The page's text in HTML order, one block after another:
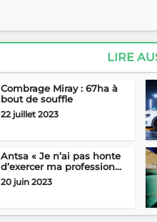
LIRE
Combrage Miray : 67ha à
bout de souffle
22 juillet 2023
Antsa « Je n’ai pas honte
d’exercer ma profession...
20 juin 2023